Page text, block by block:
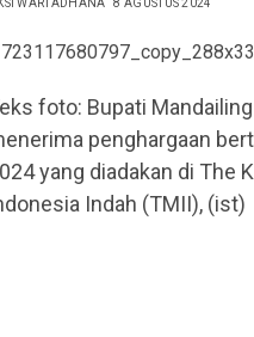
WARTADHANA 8 AGUSTUS 2024
foto: Bupati
penghargaan
yang diadakan di The
Indah (TMII), (ist)